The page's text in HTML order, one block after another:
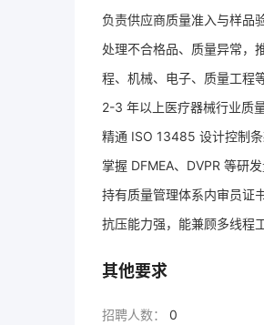
负责供应商质量准入与样品
处理不合格品、质量异常，
程、机械、电子、质量工程
2-3 年以上医疗器械行业质
精通 ISO 13485 设计控制
掌握 DFMEA、DVPR 等研
持有质量管理体系内审员证
抗压能力强，能兼顾多线程
其他要求
招聘人数： 0